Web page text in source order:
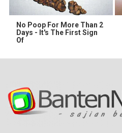
No Poop For More Than 2
Days - It's The First Sign
Of